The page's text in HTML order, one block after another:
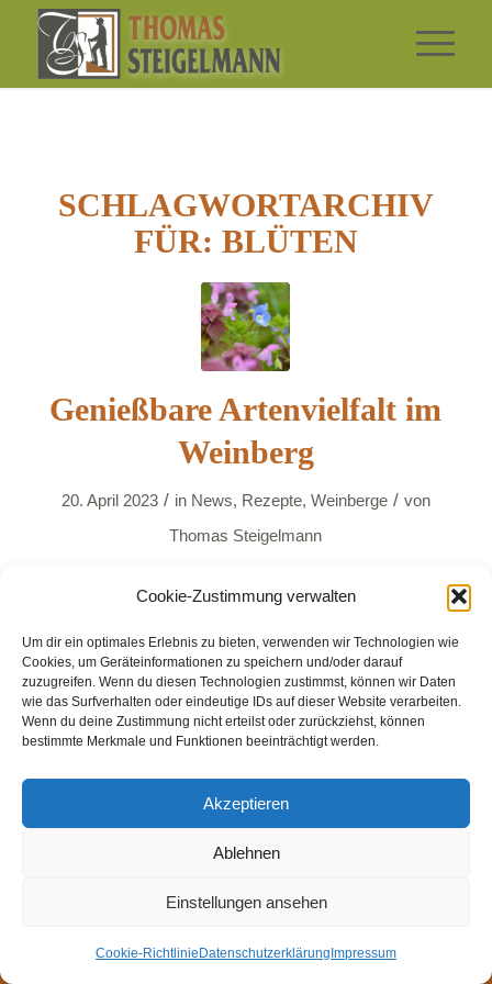
Cookie-Zustimmung verwalten
Um dir ein optimales Erlebnis zu bieten, verwenden wir Technologien wie
Cookies, um Geräteinformationen zu speichern und/oder darauf
zuzugreifen. Wenn du diesen Technologien zustimmst, können wir Daten
wie das Surfverhalten oder eindeutige IDs auf dieser Website verarbeiten.
Wenn du deine Zustimmung nicht erteilst oder zurückziehst, können
bestimmte Merkmale und Funktionen beeinträchtigt werden.
Akzeptieren
Ablehnen
Einstellungen ansehen
Cookie-Richtlinie Datenschutzerklärung Impressum
SCHLAGWORTARCHIV
FÜR: BLÜTEN
Genießbare Artenvielfalt im
Weinberg
20. April 2023 / in News, Rezepte, Weinberge / von
Thomas Steigelmann
Impressum